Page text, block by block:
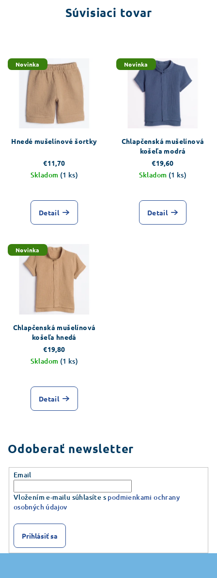
Súvisiaci tovar
Novinka
Hnedé mušelínové šortky
€11,70
Skladom (1 ks)
Detail
Novinka
Chlapčenská mušelínová
košeľa modrá
€19,60
Skladom (1 ks)
Detail
Novinka
Chlapčenská mušelínová
košeľa hnedá
€19,80
Skladom (1 ks)
Detail
Odoberať newsletter
Email
Vložením e-mailu súhlasíte s podmienkami ochrany
osobných údajov
Prihlásiť sa